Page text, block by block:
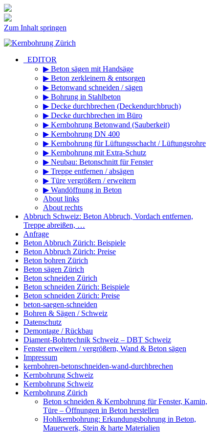
Zum Inhalt springen
_EDITOR
▶ Beton sägen mit Handsäge
▶ Beton zerkleinern & entsorgen
▶ Betonwand schneiden / sägen
▶ Bohrung in Stahlbeton
▶ Decke durchbrechen (Deckendurchbruch)
▶ Decke durchbrechen im Büro
▶ Kernbohrung Betonwand (Sauberkeit)
▶ Kernbohrung DN 400
▶ Kernbohrung für Lüftungsschacht / Lüftungsrohre
▶ Kernbohrung mit Extra-Schutz
▶ Neubau: Betonschnitt für Fenster
▶ Treppe entfernen / absägen
▶ Türe vergrößern / erweitern
▶ Wandöffnung in Beton
About links
About rechts
Abbruch Schweiz: Beton Abbruch, Vordach entfernen,
Treppe abreißen, …
Anfrage
Beton Abbruch Zürich: Beispiele
Beton Abbruch Zürich: Preise
Beton bohren Zürich
Beton sägen Zürich
Beton schneiden Zürich
Beton schneiden Zürich: Beispiele
Beton schneiden Zürich: Preise
beton-saegen-schneiden
Bohren & Sägen / Schweiz
Datenschutz
Demontage / Rückbau
Diament-Bohrtechnik Schweiz – DBT Schweiz
Fenster erweitern / vergrößern, Wand & Beton sägen
Impressum
kernbohren-betonschneiden-wand-durchbrechen
Kernbohrung Schweiz
Kernbohrung Schweiz
Kernbohrung Zürich
Beton schneiden & Kernbohrung für Fenster, Kamin,
Türe – Öffnungen in Beton herstellen
Hohlkernbohrung: Erkundungsbohrung in Beton,
Mauerwerk, Stein & harte Materialien